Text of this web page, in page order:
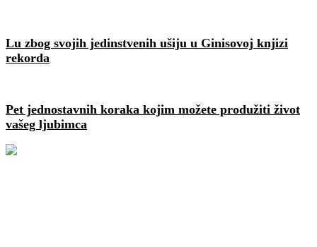
Lu zbog svojih jedinstvenih ušiju u Ginisovoj knjizi
rekorda
Pet jednostavnih koraka kojim možete produžiti život
vašeg ljubimca